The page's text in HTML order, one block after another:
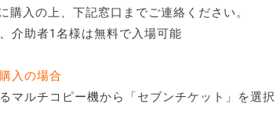
購入の上、下記窓口までご連絡ください。
介助者1名様は無料で入場可能
入の場合
マルチコピー機から「セブンチケット」を選択